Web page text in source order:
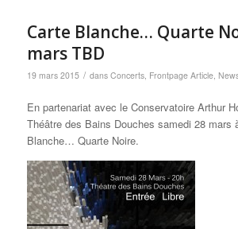
Carte Blanche… Quarte
mars TBD
19 mars 2015 / dans Concerts, Frontpage Article,
En partenariat avec le Conservatoire Arthur
Théâtre des Bains Douches samedi 28 mars
Blanche… Quarte Noire.